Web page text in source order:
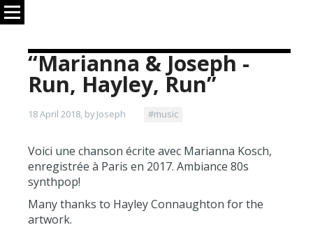
“Marianna & Joseph -
Run, Hayley, Run”
18 April 2018, by Joseph #music
Voici une chanson écrite avec Marianna Kosch,
enregistrée à Paris en 2017. Ambiance 80s
synthpop!
Many thanks to Hayley Connaughton for the
artwork.